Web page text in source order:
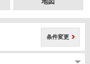
条件変更